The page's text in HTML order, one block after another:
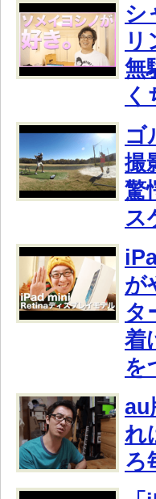
シ
無
ゴ
撮
驚
ス
が
タ
着
を
au
れ
ろ